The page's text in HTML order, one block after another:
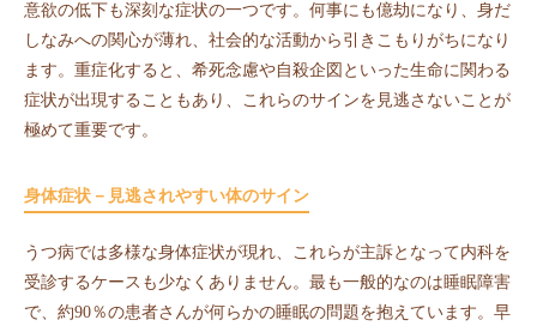
意欲の低下も深刻な症状の一つです。何事にも億劫になり、身だ
しなみへの関心が薄れ、社会的な活動から引きこもりがちになり
ます。重症化すると、希死念慮や自殺企図といった生命に関わる
症状が出現することもあり、これらのサインを見逃さないことが
極めて重要です。
身体症状－見逃されやすい体のサイン
うつ病では多様な身体症状が現れ、これらが主訴となって内科を
受診するケースも少なくありません。最も一般的なのは睡眠障害
で、約90％の患者さんが何らかの睡眠の問題を抱えています。早